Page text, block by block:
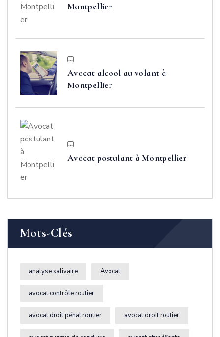
Montpellier
Avocat alcool au volant à
Montpellier
Avocat postulant à Montpellier
Mots-Clés
analyse salivaire Avocat
avocat contrôle routier
avocat droit pénal routier avocat droit routier